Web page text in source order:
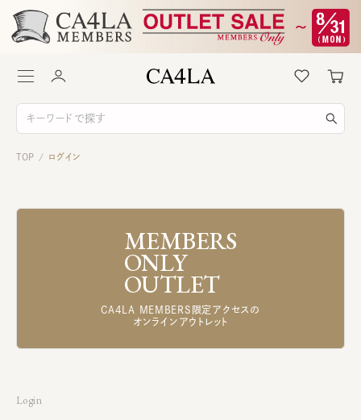
TOP / ログイン
MEMBERS
ONLY
OUTLET
CA4LA MEMBERS限定アクセスの
オンラインアウトレット
Login